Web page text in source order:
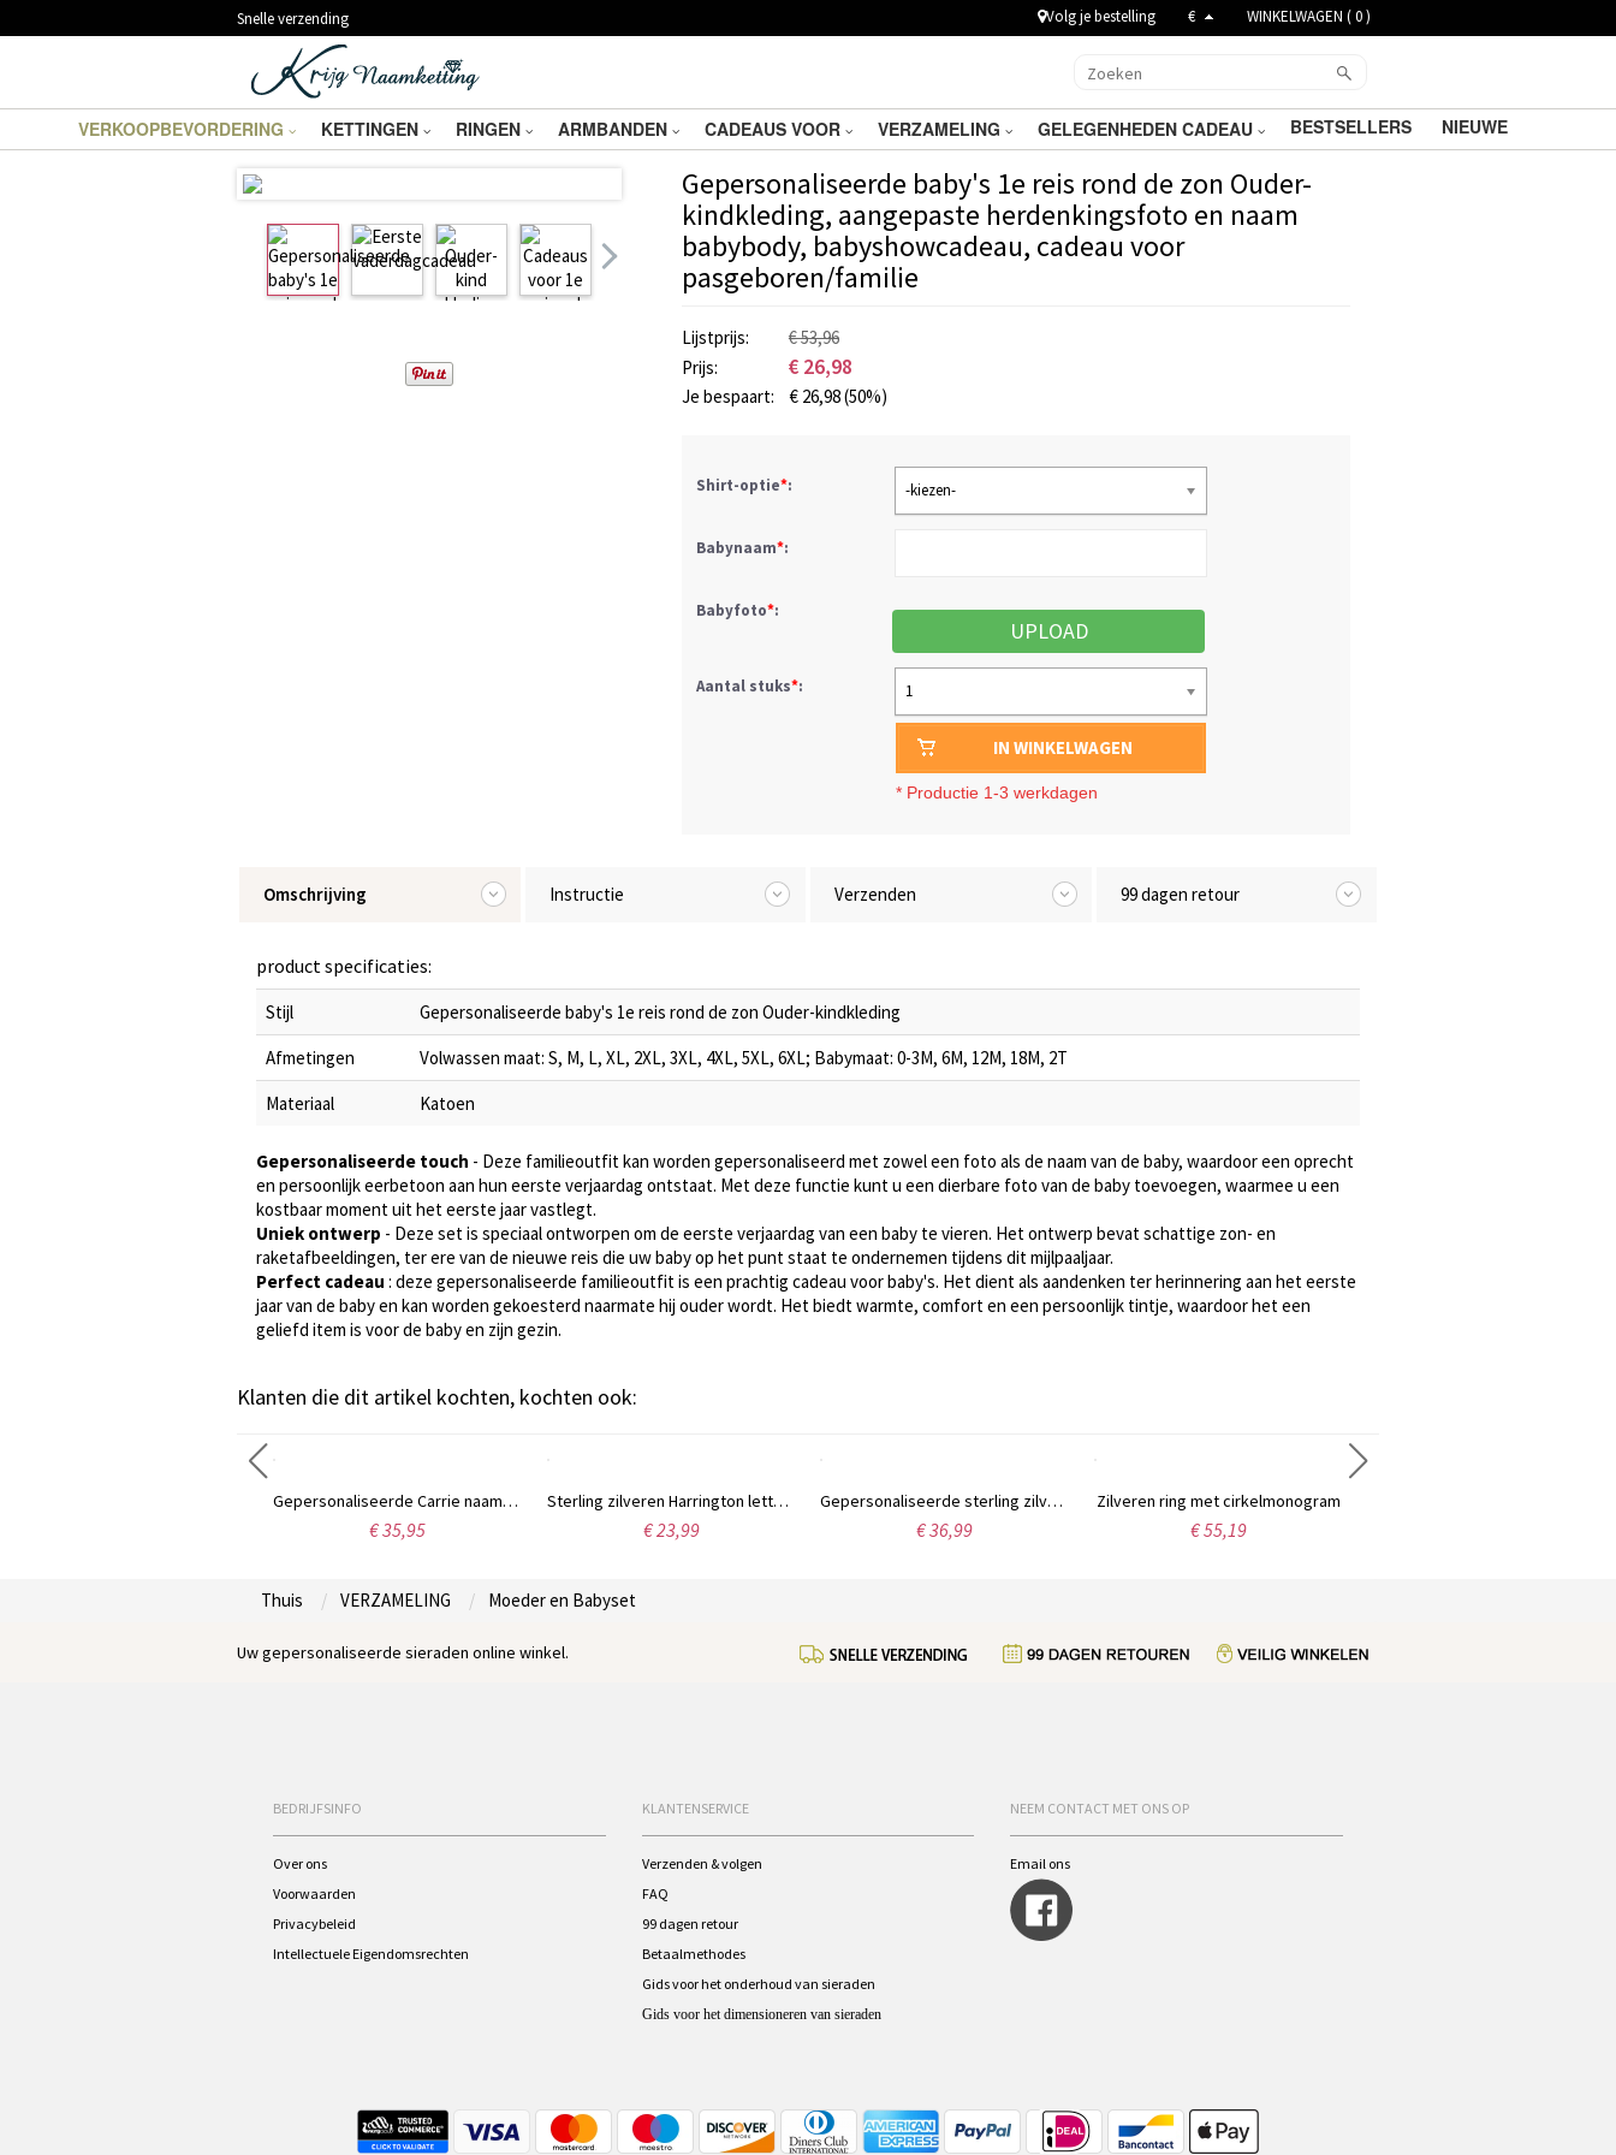
Snelle verzending Volg je bestelling € WINKELWAGEN (0)
VERKOOPBEVORDERING KETTINGEN RINGEN ARMBANDEN CADEAUS VOOR VERZAMELING GELEGENHEDEN CADEAU BESTSELLERS NIEUWE
Gepersonaliseerde baby's 1e reis rond de zon Ouder-
kindkleding, aangepaste herdenkingsfoto en naam
babybody, babyshowcadeau, cadeau voor
pasgeboren/familie
Lijstprijs:
€ 53,96
Prijs:
€ 26,98
Je bespaart: € 26,98(50%)
Shirt-optie*: -kiezen-
Babynaam*:
Babyfoto*:
UPLOAD
Aantal stuks*: 1
IN WINKELWAGEN
* Productie 1-3 werkdagen
Omschrijving Instructie Verzenden 99 dagen retour
product specificaties:
Stijl
Gepersonaliseerde baby's 1e reis rond de zon Ouder-kindkleding
Afmetingen
Volwassen maat: S, M, L, XL, 2XL, 3XL, 4XL, 5XL, 6XL; Babymaat: 0-3M, 6M, 12M, 18M, 2T
Materiaal
Katoen
Gepersonaliseerde touch - Deze familieoutfit kan worden gepersonaliseerd met zowel een foto als de naam van de baby, waardoor een oprecht
en persoonlijk eerbetoon aan hun eerste verjaardag ontstaat. Met deze functie kunt u een dierbare foto van de baby toevoegen, waarmee u een
kostbaar moment uit het eerste jaar vastlegt.
Uniek ontwerp - Deze set is speciaal ontworpen om de eerste verjaardag van een baby te vieren. Het ontwerp bevat schattige zon- en
raketafbeeldingen, ter ere van de nieuwe reis die uw baby op het punt staat te ondernemen tijdens dit mijlpaaljaar.
Perfect cadeau : deze gepersonaliseerde familieoutfit is een prachtig cadeau voor baby's. Het dient als aandenken ter herinnering aan het eerste
jaar van de baby en kan worden gekoesterd naarmate hij ouder wordt. Het biedt warmte, comfort en een persoonlijk tintje, waardoor het een
geliefd item is voor de baby en zijn gezin.
Klanten die dit artikel kochten, kochten ook:
Gepersonaliseerde Carrie naamketting, 18 karaats verguld. Sterling zilveren Harrington lettertype naam ketting Gepersonaliseerde sterling zilveren armband met de naam Carrie Zilveren ring met cirkelmonogram
Thuis VERZAMELING Moeder en Babyset
Uw gepersonaliseerde sieraden online winkel.
BEDRIJFSINFO
Over ons
Voorwaarden
Privacybeleid
Intellectuele Eigendomsrechten
KLANTENSERVICE
Verzenden & volgen
FAQ
99 dagen retour
Betaalmethodes
Gids voor het onderhoud van sieraden
Gids voor het dimensioneren van sieraden
NEEM CONTACT MET ONS OP
Email ons